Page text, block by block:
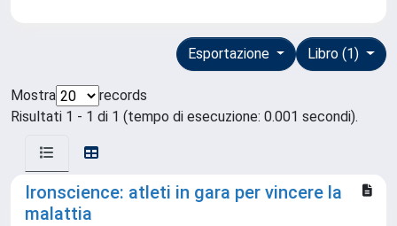
Libro (1)
Esportazione
Mostra
records
Risultati 1 - 1 di 1 (tempo di esecuzione: 0.001 secondi).
Ironscience: atleti in gara per vincere la
malattia